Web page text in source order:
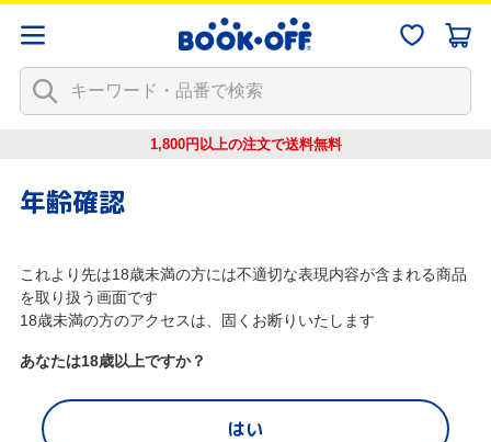
1,800円以上の注文で送料無料
年齢確認
これより先は18歳未満の方には不適切な表現内容が含まれる商品
を取り扱う画面です
18歳未満の方のアクセスは、固くお断りいたします
あなたは18歳以上ですか？
はい